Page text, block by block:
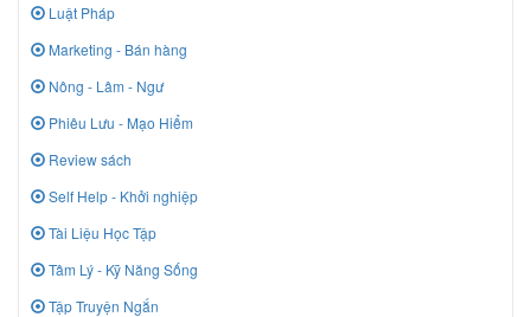
Luật Pháp
Marketing - Bán hàng
Nông - Lâm - Ngư
Phiêu Lưu - Mạo Hiểm
Review sách
Self Help - Khởi nghiệp
Tài Liệu Học Tập
Tâm Lý - Kỹ Năng Sống
Tập Truyện Ngắn